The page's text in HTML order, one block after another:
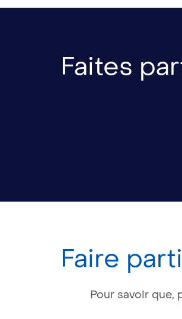
Faites
Faire
Pour savoir que,